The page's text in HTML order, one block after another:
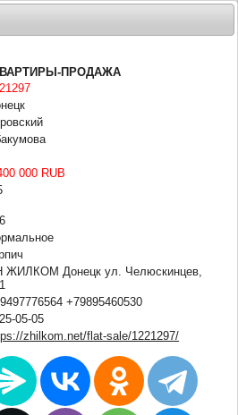
ПРОДАЖА
000 RUB
ЖИЛКОМ Донецк ул. Челюскинцев,
+79895460530
05-05
zhilkom.net/flat-sale/1221297/